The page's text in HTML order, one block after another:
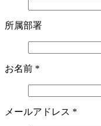
所属部署
お名前 *
メールアドレス *